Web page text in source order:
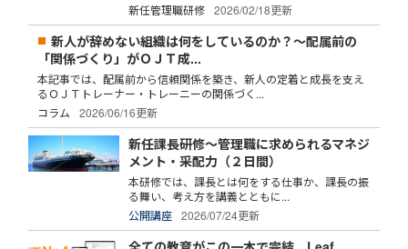
新任管理職研修
2026/02/18更新
新人が辞めない組織は何をしているのか？～配属前の
「関係づくり」がＯＪＴ成...
本記事では、配属前から信頼関係を築き、新人の定着と成長を支え
るＯＪＴトレーナー・トレーニーの関係づく...
コラム
2026/06/16更新
新任課長研修～管理職に求められるマネジ
メント・采配力（２日間）
本研修では、課長とは何をする仕事か、課長の振
る舞い、考え方を講義とともに...
公開講座
2026/07/24更新